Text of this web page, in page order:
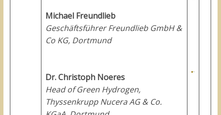
Michael Freundlieb
Geschäftsführer Freundlieb GmbH &
Co KG, Dortmund
Dr. Christoph Noeres
Head of Green Hydrogen,
Thyssenkrupp Nucera AG & Co.